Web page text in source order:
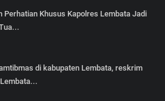
Perhatian Khusus Kapolres Lembata Jadi
di kabupaten Lembata, reskrim